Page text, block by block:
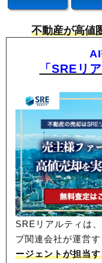
不動産が高値
「SREリ
SREリアルティは
プ関連会社が運営
ージェントが担当